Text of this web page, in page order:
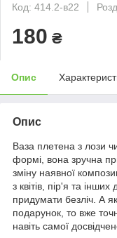
Код: 414.2-в22
180 ₴
Опис
Опис
Ваза плетена з лози
формі, вона зручна
зміну наявної
з квітів, пір'я та
придумати безліч. А
подарунок, то вже
навіть самої